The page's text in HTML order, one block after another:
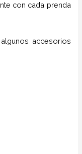
con cada prenda
accesorios